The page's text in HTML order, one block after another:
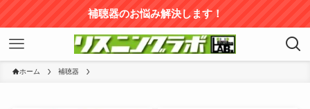
補聴器のお悩み解決します！
ホーム 補聴器